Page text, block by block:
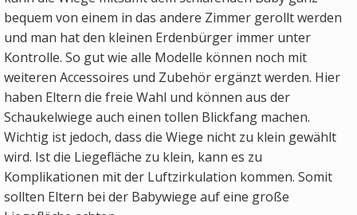
bequem von einem in das andere Zimmer gerollt werden
und man hat den kleinen Erdenbürger immer unter
Kontrolle. So gut wie alle Modelle können noch mit
weiteren Accessoires und Zubehör ergänzt werden. Hier
haben Eltern die freie Wahl und können aus der
Schaukelwiege auch einen tollen Blickfang machen.
Wichtig ist jedoch, dass die Wiege nicht zu klein gewählt
wird. Ist die Liegefläche zu klein, kann es zu
Komplikationen mit der Luftzirkulation kommen. Somit
sollten Eltern bei der Babywiege auf eine große